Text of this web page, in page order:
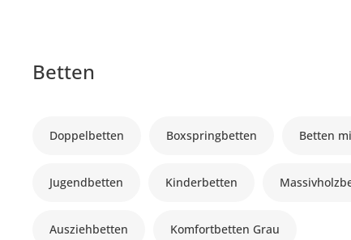
Betten
Doppelbetten Boxspringbetten Betten
Jugendbetten Kinderbetten
Ausziehbetten Komfortbetten Grau